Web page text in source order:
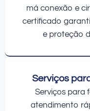
má conexão e
certificado
e proteção
Serviços
Serviços para
atendimento